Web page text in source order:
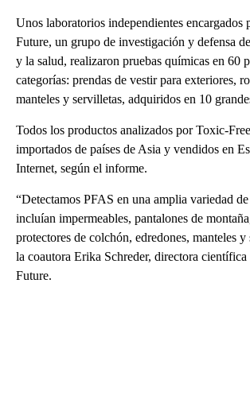
Unos laboratorios independientes encargados
Future, un grupo de investigación y defensa
y la salud, realizaron pruebas químicas en 60
categorías: prendas de vestir para exteriores,
manteles y servilletas, adquiridos en 10
Todos los productos analizados por Toxic-
importados de países de Asia y vendidos en
Internet, según el informe.
“Detectamos PFAS en una amplia variedad
incluían impermeables, pantalones de
protectores de colchón, edredones, manteles
la coautora Erika Schreder, directora
Future.